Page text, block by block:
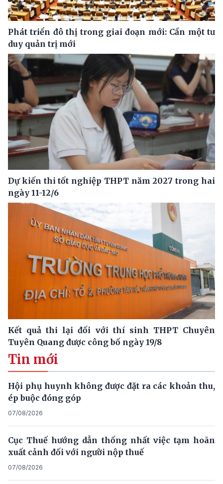
Phát triển đô thị trong giai đoạn mới: Cần một tư
duy quản trị mới
Dự kiến thi tốt nghiệp THPT năm 2027 trong hai
ngày 11-12/6
Kết quả thi lại đối với thí sinh THPT Chuyên
Tuyên Quang được công bố ngày 19/8
Tin mới
Hội phụ huynh không được đặt ra các khoản thu,
ép buộc đóng góp
07/08/2026
Cục Thuế hướng dẫn thống nhất việc tạm hoãn
xuất cảnh đối với người nộp thuế
07/08/2026